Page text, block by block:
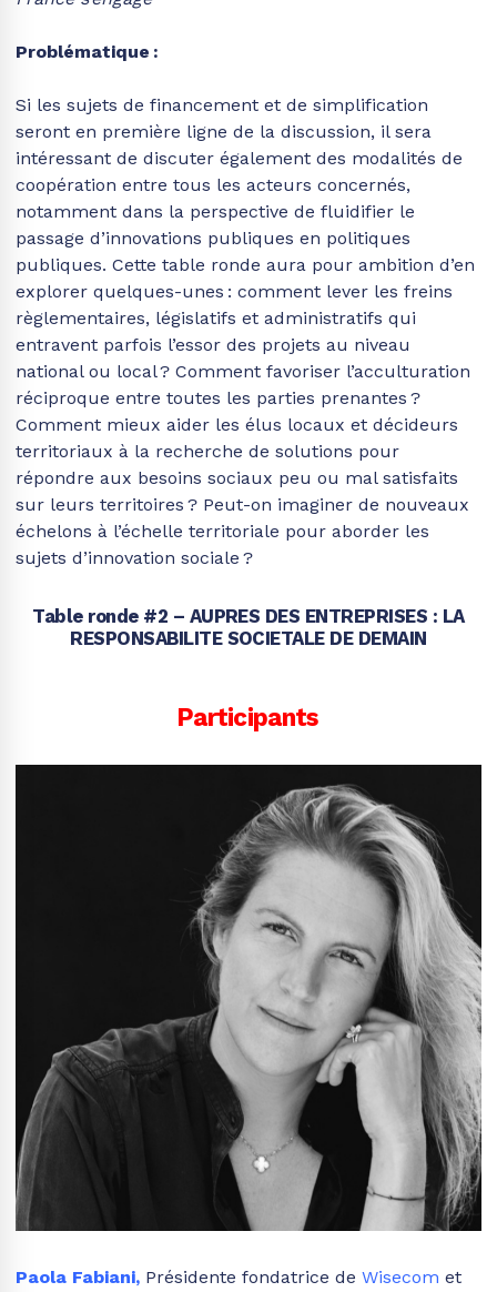
Problématique :
Si les sujets de financement et de simplification
seront en première ligne de la discussion, il sera
intéressant de discuter également des modalités de
coopération entre tous les acteurs concernés,
notamment dans la perspective de fluidifier le
passage d’innovations publiques en politiques
publiques. Cette table ronde aura pour ambition d’en
explorer quelques-unes : comment lever les freins
règlementaires, législatifs et administratifs qui
entravent parfois l’essor des projets au niveau
national ou local ? Comment favoriser l’acculturation
réciproque entre toutes les parties prenantes ?
Comment mieux aider les élus locaux et décideurs
territoriaux à la recherche de solutions pour
répondre aux besoins sociaux peu ou mal satisfaits
sur leurs territoires ? Peut-on imaginer de nouveaux
échelons à l’échelle territoriale pour aborder les
sujets d’innovation sociale ?
Table ronde #2 – AUPRES DES ENTREPRISES : LA
RESPONSABILITE SOCIETALE DE DEMAIN
Participants
Paola Fabiani, Présidente fondatrice de Wisecom et